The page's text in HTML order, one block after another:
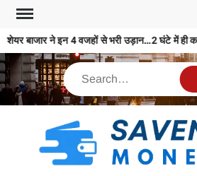
शेयर बाजार ने इन 4 वजहों से भरी उड़ान…2 घंटे